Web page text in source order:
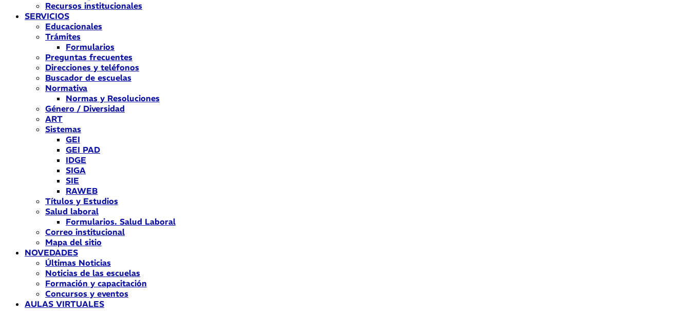
Recursos institucionales
SERVICIOS
Educacionales
Trámites
Formularios
Preguntas frecuentes
Direcciones y teléfonos
Buscador de escuelas
Normativa
Normas y Resoluciones
Género / Diversidad
ART
Sistemas
GEI
GEI PAD
IDGE
SIGA
SIE
RAWEB
Títulos y Estudios
Salud laboral
Formularios. Salud Laboral
Correo institucional
Mapa del sitio
NOVEDADES
Últimas Noticias
Noticias de las escuelas
Formación y capacitación
Concursos y eventos
AULAS VIRTUALES